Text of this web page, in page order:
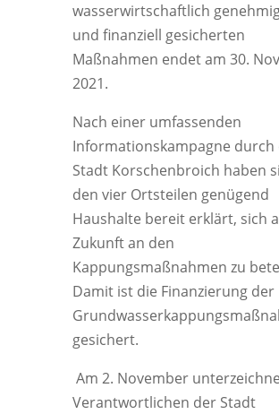
wasserwirtschaftlich
und finanziell gesicherten
Maßnahmen endet am 30.
2021.
Nach einer umfassenden
Informationskampagne durch
Stadt Korschenbroich haben
den vier Ortsteilen genügend
Haushalte bereit erklärt, sich
Zukunft an den
Kappungsmaßnahmen zu
Damit ist die Finanzierung der
gesichert.
Am 2. November
Verantwortlichen der Stadt